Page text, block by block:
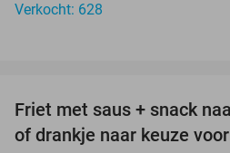
Verkocht: 628
Friet met saus + snack
of drankje naar keuze